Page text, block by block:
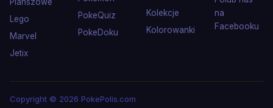
Lego
Marvel
Jetix
PokeQuiz
PokeDoku
Kolekcje
Kolorowanki
na
Facebooku
Copyright © 2026 PokePolis.com